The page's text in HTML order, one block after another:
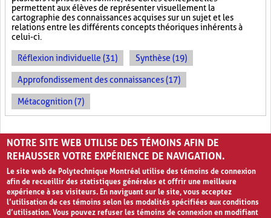
permettent aux élèves de représenter visuellement la
cartographie des connaissances acquises sur un sujet et les
relations entre les différents concepts théoriques inhérents à
celui-ci.
Réflexion individuelle (31) Synthèse (19)
Approfondissement des connaissances (17)
Métacognition (7)
PAGES
« ‹ 1 2
NOTRE SITE WEB UTILISE DES TÉMOINS AFIN DE
REHAUSSER VOTRE EXPÉRIENCE DE NAVIGATION.
Le site web de Polytechnique Montréal utilise des témoins de connexion
afin de recueillir des statistiques générales et offrir une meilleure
expérience à ses visiteurs. En naviguant sur le site, vous acceptez
l’utilisation de ces témoins selon les modalités spécifiées aux conditions
d’utilisation. Vous pouvez refuser les témoins de connexion en modifiant